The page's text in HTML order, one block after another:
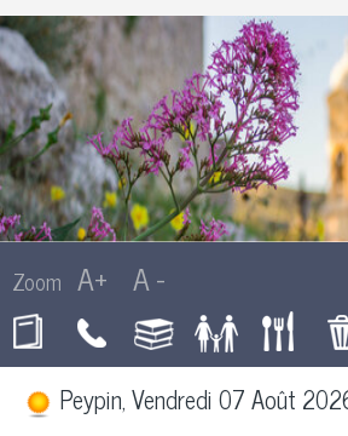
Peypin, Vendredi 07 Août